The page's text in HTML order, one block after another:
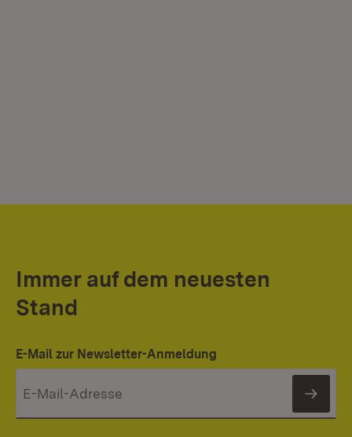
Immer auf dem neuesten
Stand
E-Mail zur Newsletter-Anmeldung